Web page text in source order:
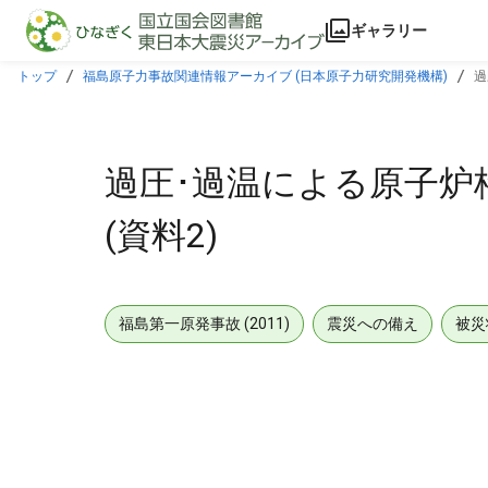
本文に飛ぶ
ギャラリー
トップ 福島原子力事故関連情報アーカイブ (日本原子力研究開発機構)
過圧･過温による原子
(資料2)
福島第一原発事故 (2011) 震災への備え 被災